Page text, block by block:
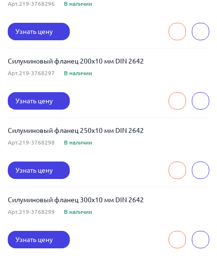
Арт.219-3768296 В наличии
Узнать цену
Силуминовый фланец 200x10 мм DIN 2642
Арт.219-3768297 В наличии
Узнать цену
Силуминовый фланец 250x10 мм DIN 2642
Арт.219-3768298 В наличии
Узнать цену
Силуминовый фланец 300x10 мм DIN 2642
Арт.219-3768299 В наличии
Узнать цену